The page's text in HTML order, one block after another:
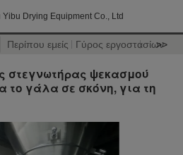
Drying Equipment Co., Ltd
Περίπου εμείς Γύρος εργοστασίων
>>
στεγνωτήρας ψεκασμού
το γάλα σε σκόνη, για τη